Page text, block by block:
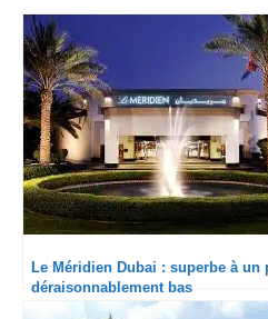
Le Méridien Dubai : superbe à un
déraisonnablement bas